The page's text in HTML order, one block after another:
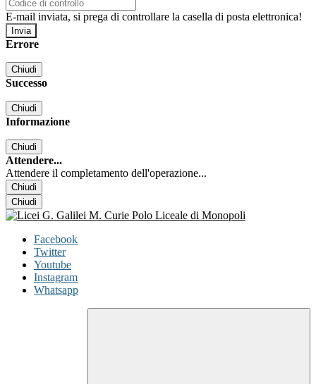
E-mail inviata, si prega di controllare la casella di posta elettronica!
Errore
Chiudi
Successo
Chiudi
Informazione
Chiudi
Attendere...
Attendere il completamento dell'operazione...
Chiudi
Chiudi
Facebook
Twitter
Youtube
Instagram
Whatsapp